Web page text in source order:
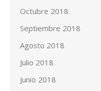
Octubre 2018
Septiembre 2018
Agosto 2018
Julio 2018
Junio 2018